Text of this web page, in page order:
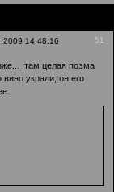
51
14:48:16
там целая поэма
вино украли, он его